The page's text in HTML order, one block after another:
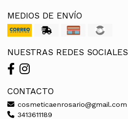
MEDIOS DE ENVÍO
NUESTRAS REDES SOCIALES
CONTACTO
cosmeticaenrosario@gmail.com
3413611189